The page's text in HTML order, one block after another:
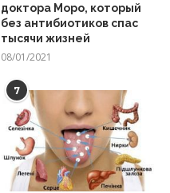
доктора Моро, который
без антибиотиков спас
тысячи жизней
08/01/2021
7